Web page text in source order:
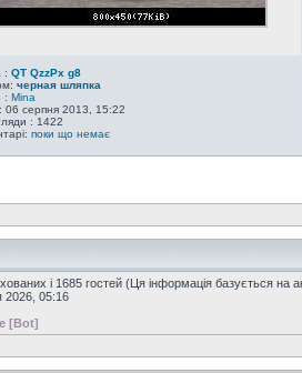
: QT QzzPx g8
черная шляпка
: Mina
06 серпня 2013, 15:22
: 1422
поки що немає
і 1685 гостей (Ця інформація базується на
2026, 05:16
[Bot]